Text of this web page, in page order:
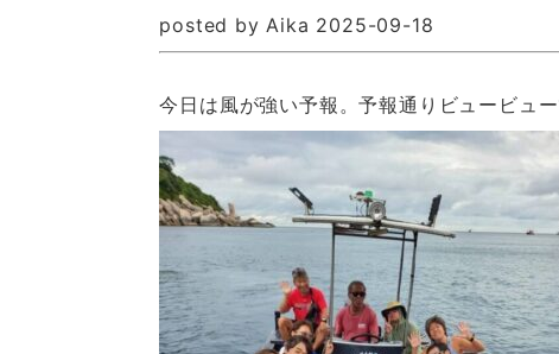
posted by Aika 2025-09-18
今日は風が強い予報。予報通りビュービュー